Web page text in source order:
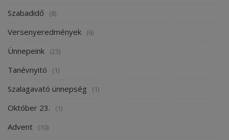
Szabadidő (8)
Versenyeredmények (6)
Ünnepeink (23)
Tanévnyitó (1)
Szalagavató ünnepség (1)
Október 23. (1)
Advent (10)